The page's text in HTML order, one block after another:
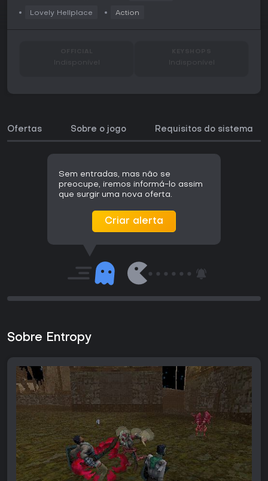
Lovely Hellplace Action
Indisponível Indisponível
Ofertas Sobre o jogo Requisitos do sistema
Sem entradas, mas não se
preocupe, iremos informá-lo assim
que surgir uma nova oferta.
Criar alerta
Sobre Entropy